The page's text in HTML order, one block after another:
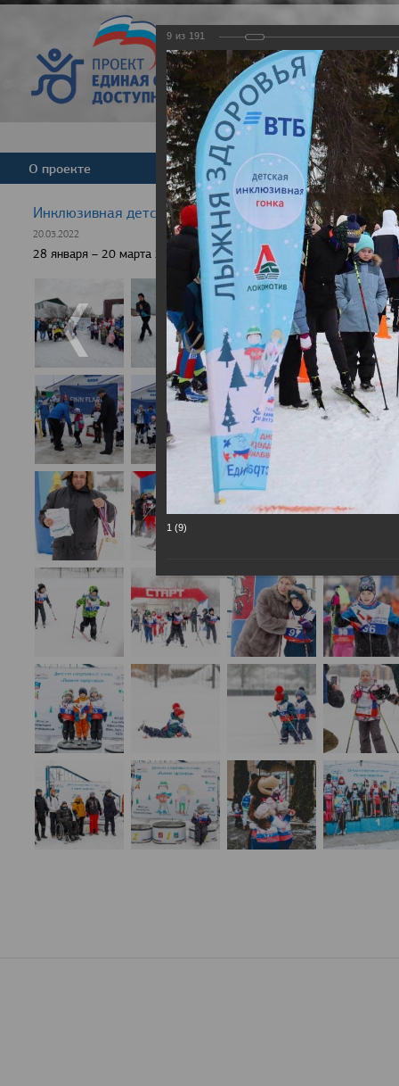
Версия для
О проекте Команда Новости
Инклюзивная детская гонка "Лыжня здоровья" 2022
20.03.2022
28 января – 20 марта 2022 г., 10 населенных пунктов России,
9 из 191
1 (9)